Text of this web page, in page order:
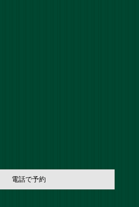
電話で予約